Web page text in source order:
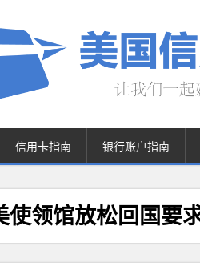
信用卡指南 银行账户指南
使领馆放松回国要